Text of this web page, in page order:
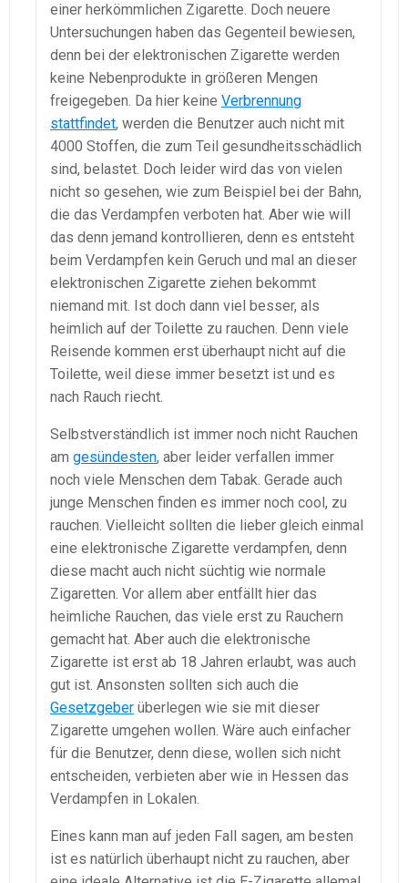
einer herkömmlichen Zigarette. Doch neuere
Untersuchungen haben das Gegenteil bewiesen,
denn bei der elektronischen Zigarette werden
keine Nebenprodukte in größeren Mengen
freigegeben. Da hier keine Verbrennung
stattfindet, werden die Benutzer auch nicht mit
4000 Stoffen, die zum Teil gesundheitsschädlich
sind, belastet. Doch leider wird das von vielen
nicht so gesehen, wie zum Beispiel bei der Bahn,
die das Verdampfen verboten hat. Aber wie will
das denn jemand kontrollieren, denn es entsteht
beim Verdampfen kein Geruch und mal an dieser
elektronischen Zigarette ziehen bekommt
niemand mit. Ist doch dann viel besser, als
heimlich auf der Toilette zu rauchen. Denn viele
Reisende kommen erst überhaupt nicht auf die
Toilette, weil diese immer besetzt ist und es
nach Rauch riecht.
Selbstverständlich ist immer noch nicht Rauchen
am gesündesten, aber leider verfallen immer
noch viele Menschen dem Tabak. Gerade auch
junge Menschen finden es immer noch cool, zu
rauchen. Vielleicht sollten die lieber gleich einmal
eine elektronische Zigarette verdampfen, denn
diese macht auch nicht süchtig wie normale
Zigaretten. Vor allem aber entfällt hier das
heimliche Rauchen, das viele erst zu Rauchern
gemacht hat. Aber auch die elektronische
Zigarette ist erst ab 18 Jahren erlaubt, was auch
gut ist. Ansonsten sollten sich auch die
Gesetzgeber überlegen wie sie mit dieser
Zigarette umgehen wollen. Wäre auch einfacher
für die Benutzer, denn diese, wollen sich nicht
entscheiden, verbieten aber wie in Hessen das
Verdampfen in Lokalen.
Eines kann man auf jeden Fall sagen, am besten
ist es natürlich überhaupt nicht zu rauchen, aber